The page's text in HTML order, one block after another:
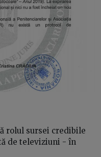
rolul sursei credibile
de televiziuni - în